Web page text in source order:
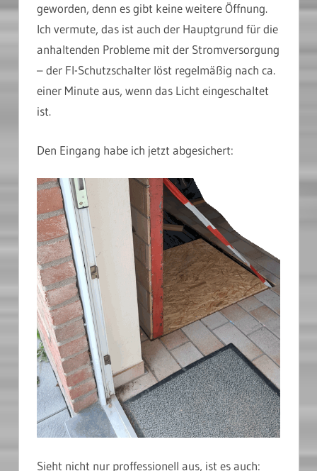
geworden, denn es gibt keine weitere Öffnung.
Ich vermute, das ist auch der Hauptgrund für die
anhaltenden Probleme mit der Stromversorgung
– der FI-Schutzschalter löst regelmäßig nach ca.
einer Minute aus, wenn das Licht eingeschaltet
ist.
Den Eingang habe ich jetzt abgesichert:
Sieht nicht nur proffessionell aus, ist es auch: